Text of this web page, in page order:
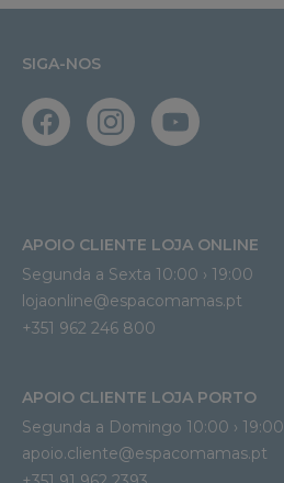
SIGA-NOS
APOIO CLIENTE LOJA ONLINE
Segunda a Sexta 10:00 › 19:00
lojaonline@espacomamas.pt
+351 962 246 800
APOIO CLIENTE LOJA PORTO
Segunda a Domingo 10:00 › 19:00
apoio.cliente@espacomamas.pt